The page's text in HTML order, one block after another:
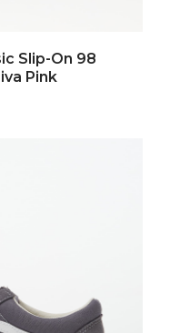
Slip-On 98
Pink